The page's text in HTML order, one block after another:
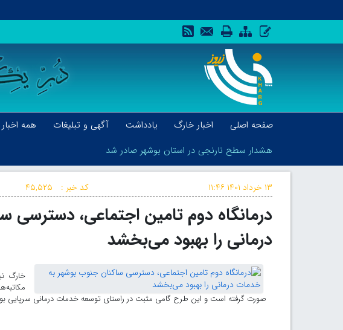
صفحه اصلی اخبار خارگ یادداشت آگهی و تبلیغات همه اخبار
هشدار سطح نارنجی در استان بوشهر صادر شد
هشدار سطح نارنجی در استان بوشهر صادر شد
کد خبر : ۴۵,۵۲۵ ۱۳ خرداد ۱۴۰۱ ۱۱:۴۶
درمانگاه دوم تامین اجتماعی،
درمانی را بهبود می‌بخشد
خارگ
صورت گرفته است و این طرح گامی مثبت در راستای توسعه خدمات درمانی سرپایی